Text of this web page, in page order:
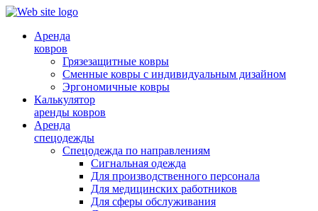
Аренда
ковров
Грязезащитные ковры
Сменные ковры с индивидуальным дизайном
Эргономичные ковры
Калькулятор
аренды ковров
Аренда
спецодежды
Спецодежда по направлениям
Сигнальная одежда
Для производственного персонала
Для медицинских работников
Для сферы обслуживания